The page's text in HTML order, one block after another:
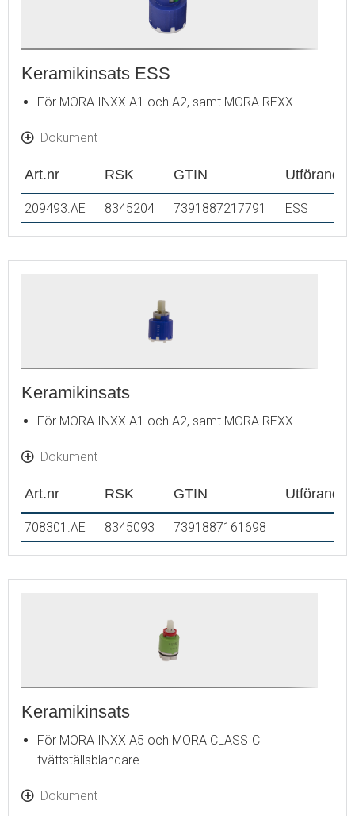
Keramikinsats ESS
För MORA INXX A1 och A2, samt MORA REXX
Dokument
Art.nr RSK GTIN Utförande
209493.AE 8345204 7391887217791 ESS
Keramikinsats
För MORA INXX A1 och A2, samt MORA REXX
Dokument
Art.nr RSK GTIN Utförande
708301.AE 8345093 7391887161698
Keramikinsats
För MORA INXX A5 och MORA CLASSIC
tvättställsblandare
Dokument